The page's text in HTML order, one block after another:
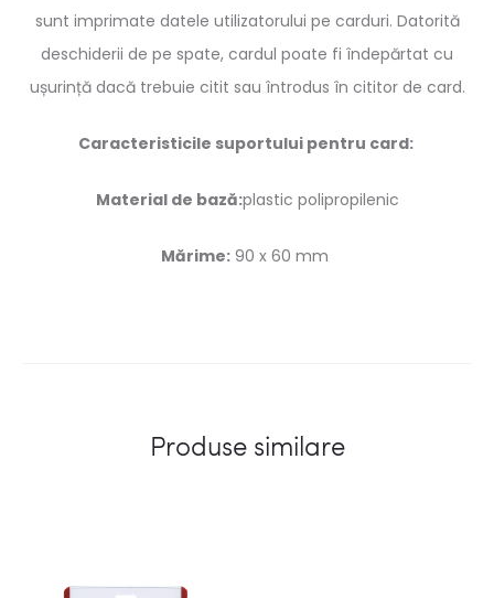
sunt imprimate datele utilizatorului pe carduri. Datorită
deschiderii de pe spate, cardul poate fi îndepărtat cu
ușurință dacă trebuie citit sau întrodus în cititor de card.
Caracteristicile suportului pentru card:
Material de bază:plastic polipropilenic
Mărime: 90 x 60 mm
Produse similare